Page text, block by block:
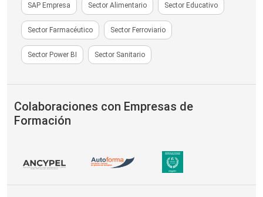
SAP Empresa Sector Alimentario Sector Educativo
Sector Farmacéutico Sector Ferroviario
Sector Power BI Sector Sanitario
Colaboraciones con Empresas de
Formación